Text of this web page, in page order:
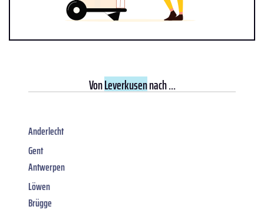
VonLeverkusennach ...
Anderlecht
Gent
Antwerpen
Löwen
Brügge